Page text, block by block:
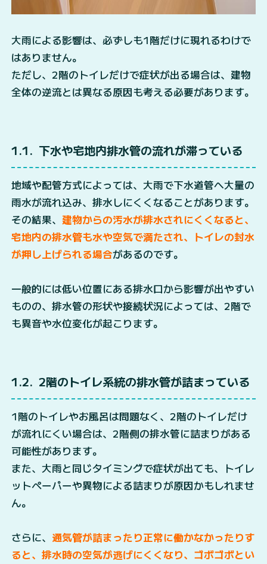
大雨による影響は、必ずしも1階だけに現れるわけで
はありません。
ただし、2階のトイレだけで症状が出る場合は、建物
全体の逆流とは異なる原因も考える必要があります。
1.1 下水や宅地内排水管の流れが滞っている
地域や配管方式によっては、大雨で下水道管へ大量の
雨水が流れ込み、排水しにくくなることがあります。
その結果、 建物からの汚水が排水されにくくなると、
宅地内の排水管も水や空気で満たされ、トイレの封水
が押し上げられる場合があるのです。
一般的には低い位置にある排水口から影響が出やすい
ものの、排水管の形状や接続状況によっては、2階で
も異音や水位変化が起こります。
1.2 2階のトイレ系統の排水管が詰まっている
1階のトイレやお風呂は問題なく、2階のトイレだけ
が流れにくい場合は、2階側の排水管に詰まりがある
可能性があります。
また、大雨と同じタイミングで症状が出ても、トイレ
ットペーパーや異物による詰まりが原因かもしれませ
ん。
さらに、 通気管が詰まったり正常に働かなかったりす
ると、排水時の空気が逃げにくくなり、ゴボゴボとい